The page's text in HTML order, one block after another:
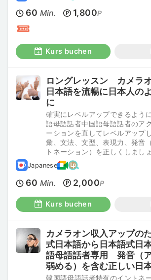
60 Min. 1,800P
Kurs buchen
ロングレッスン カメラ
日本語を流暢に日本人の
に
確実にレベルアップできるよう
語母語話者中国語母語話者のア
ーションを直してレベルアップ
彙、文法、文型、表現力、発音
トネーション）を正しくしましょ
Japanese
60 Min. 2,000P
Kurs buchen
カメラオン収入アップの
式日本語から日本語式日
語母語話者専用 発音（
弱める）を含む正しい日
韓国語母語話者特有のイントネ